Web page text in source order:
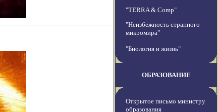
"TERRA & Comp"
"Неизбежность странного
микромира"
"Биология и жизнь"
ОБРАЗОВАНИЕ
Открытое письмо министру
образования